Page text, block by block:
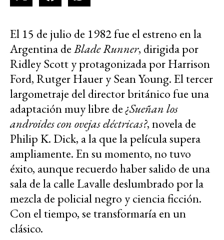
El 15 de julio de 1982 fue el estreno en la
Argentina deBlade Runner, dirigida por
Ridley Scott y protagonizada por Harrison
Ford, Rutger Hauer y Sean Young. El tercer
largometraje del director británico fue una
adaptación muy libre de¿Sueñan los
androides con ovejas eléctricas?, novela de
Philip K. Dick, a la que la película supera
ampliamente. En su momento, no tuvo
éxito, aunque recuerdo haber salido de una
sala de la calle Lavalle deslumbrado por la
mezcla de policial negro y ciencia ficción.
Con el tiempo, se transformaría en un
clásico.